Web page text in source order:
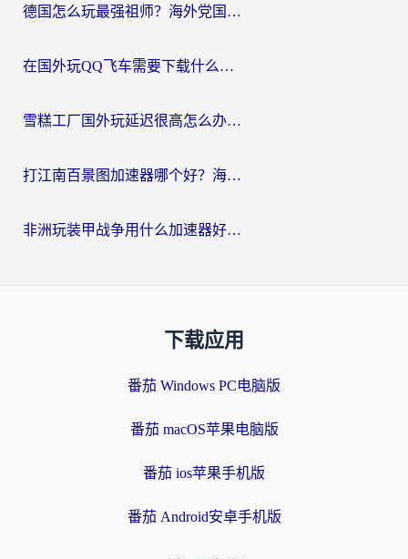
德国怎么玩最强祖师？海外党国服游戏加速器选择全攻略（附宝可梦Online实测）
在国外玩QQ飞车需要下载什么加速器呢？海外党亲测有效的国服游戏加速指南
雪糕工厂国外玩延迟很高怎么办？海外玩家国服游戏加速终极攻略（附实测推荐）
打江南百景图加速器哪个好？海外党踩坑N次后，终于找到不卡的秘诀
非洲玩装甲战争用什么加速器好？海外党亲测有效的国服游戏加速方案
下载应用
番茄 Windows PC电脑版
番茄 macOS苹果电脑版
番茄 ios苹果手机版
番茄 Android安卓手机版